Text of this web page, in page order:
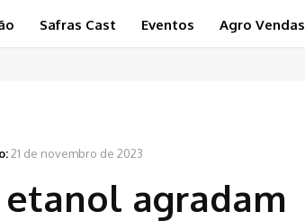
Safras Cast Eventos Agro Vendas
21 de novembro de 2023
agradam